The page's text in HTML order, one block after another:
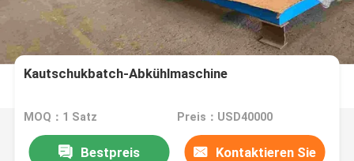
Kautschukbatch-Abkühlmaschine
MOQ：1 Satz Preis：USD40000
Bestpreis Kontaktieren Sie